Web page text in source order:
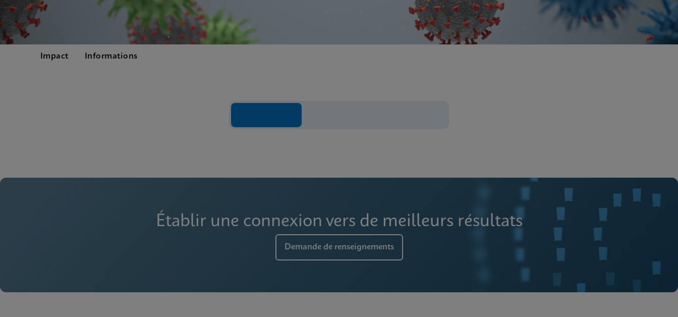
Impact Informations
Établir une connexion vers de meilleurs résultats
Demande de renseignements